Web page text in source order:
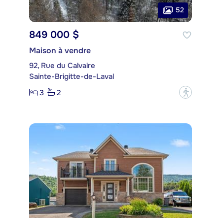
52
849 000 $
Maison à vendre
92, Rue du Calvaire
Sainte-Brigitte-de-Laval
3
2 ?